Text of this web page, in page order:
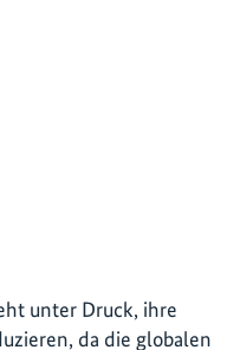
unter Druck, ihre
da die globalen